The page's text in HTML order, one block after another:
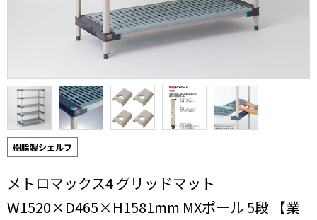
樹脂製シェルフ
メトロマックス4 グリッドマット
W1520×D465×H1581mm MXポール 5段 【業